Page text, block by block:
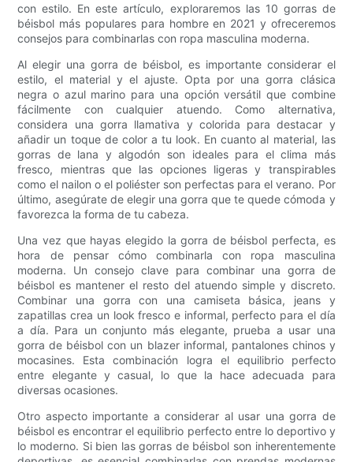
con estilo. En este artículo, exploraremos las 10 gorras de
béisbol más populares para hombre en 2021 y ofreceremos
consejos para combinarlas con ropa masculina moderna.
Al elegir una gorra de béisbol, es importante considerar el
estilo, el material y el ajuste. Opta por una gorra clásica
negra o azul marino para una opción versátil que combine
fácilmente con cualquier atuendo. Como alternativa,
considera una gorra llamativa y colorida para destacar y
añadir un toque de color a tu look. En cuanto al material, las
gorras de lana y algodón son ideales para el clima más
fresco, mientras que las opciones ligeras y transpirables
como el nailon o el poliéster son perfectas para el verano. Por
último, asegúrate de elegir una gorra que te quede cómoda y
favorezca la forma de tu cabeza.
Una vez que hayas elegido la gorra de béisbol perfecta, es
hora de pensar cómo combinarla con ropa masculina
moderna. Un consejo clave para combinar una gorra de
béisbol es mantener el resto del atuendo simple y discreto.
Combinar una gorra con una camiseta básica, jeans y
zapatillas crea un look fresco e informal, perfecto para el día
a día. Para un conjunto más elegante, prueba a usar una
gorra de béisbol con un blazer informal, pantalones chinos y
mocasines. Esta combinación logra el equilibrio perfecto
entre elegante y casual, lo que la hace adecuada para
diversas ocasiones.
Otro aspecto importante a considerar al usar una gorra de
béisbol es encontrar el equilibrio perfecto entre lo deportivo y
lo moderno. Si bien las gorras de béisbol son inherentemente